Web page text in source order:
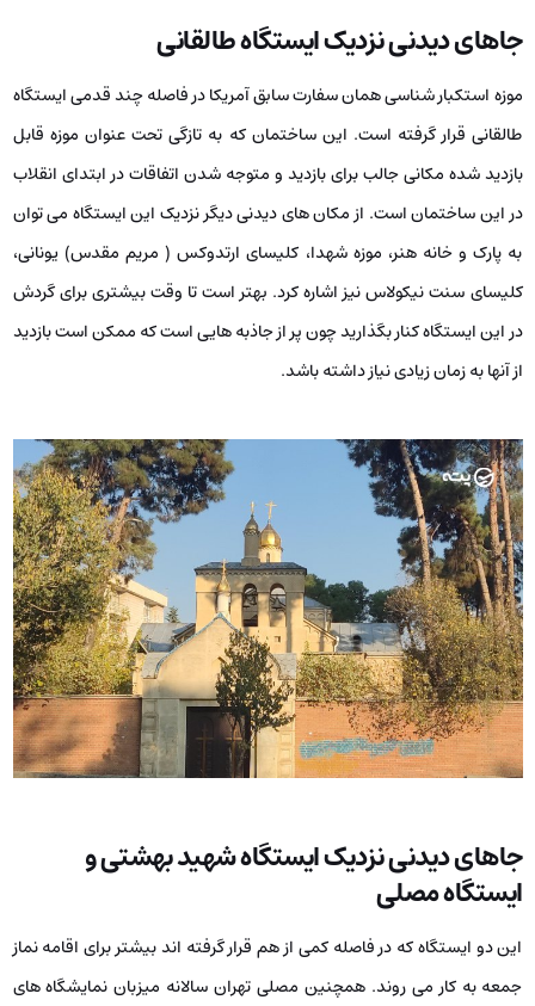
جاهای دیدنی نزدیک ایستگاه طالقانی
موزه استکبار شناسی همان سفارت سابق آمریکا در فاصله چند قدمی ایستگاه
طالقانی قرار گرفته است. این ساختمان که به تازگی تحت عنوان موزه قابل
بازدید شده مکانی جالب برای بازدید و متوجه شدن اتفاقات در ابتدای انقلاب
در این ساختمان است. از مکان های دیدنی دیگر نزدیک این ایستگاه می توان
به پارک و خانه هنر، موزه شهدا، کلیسای ارتدوکس ( مریم مقدس) یونانی،
کلیسای سنت نیکولاس نیز اشاره کرد. بهتر است تا وقت بیشتری برای گردش
در این ایستگاه کنار بگذارید چون پر از جاذبه هایی است که ممکن است بازدید
از آنها به زمان زیادی نیاز داشته باشد.
جاهای دیدنی نزدیک ایستگاه شهید بهشتی و
ایستگاه مصلی
این دو ایستگاه که در فاصله کمی از هم قرار گرفته اند بیشتر برای اقامه نماز
جمعه به کار می روند. همچنین مصلی تهران سالانه میزبان نمایشگاه های